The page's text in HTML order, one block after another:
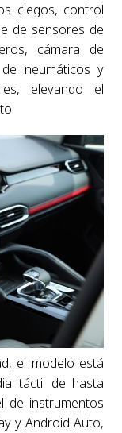
ciegos, control
de sensores de
cámara de
neumáticos y
elevando el
el modelo está
táctil de hasta
de instrumentos
y Android Auto,